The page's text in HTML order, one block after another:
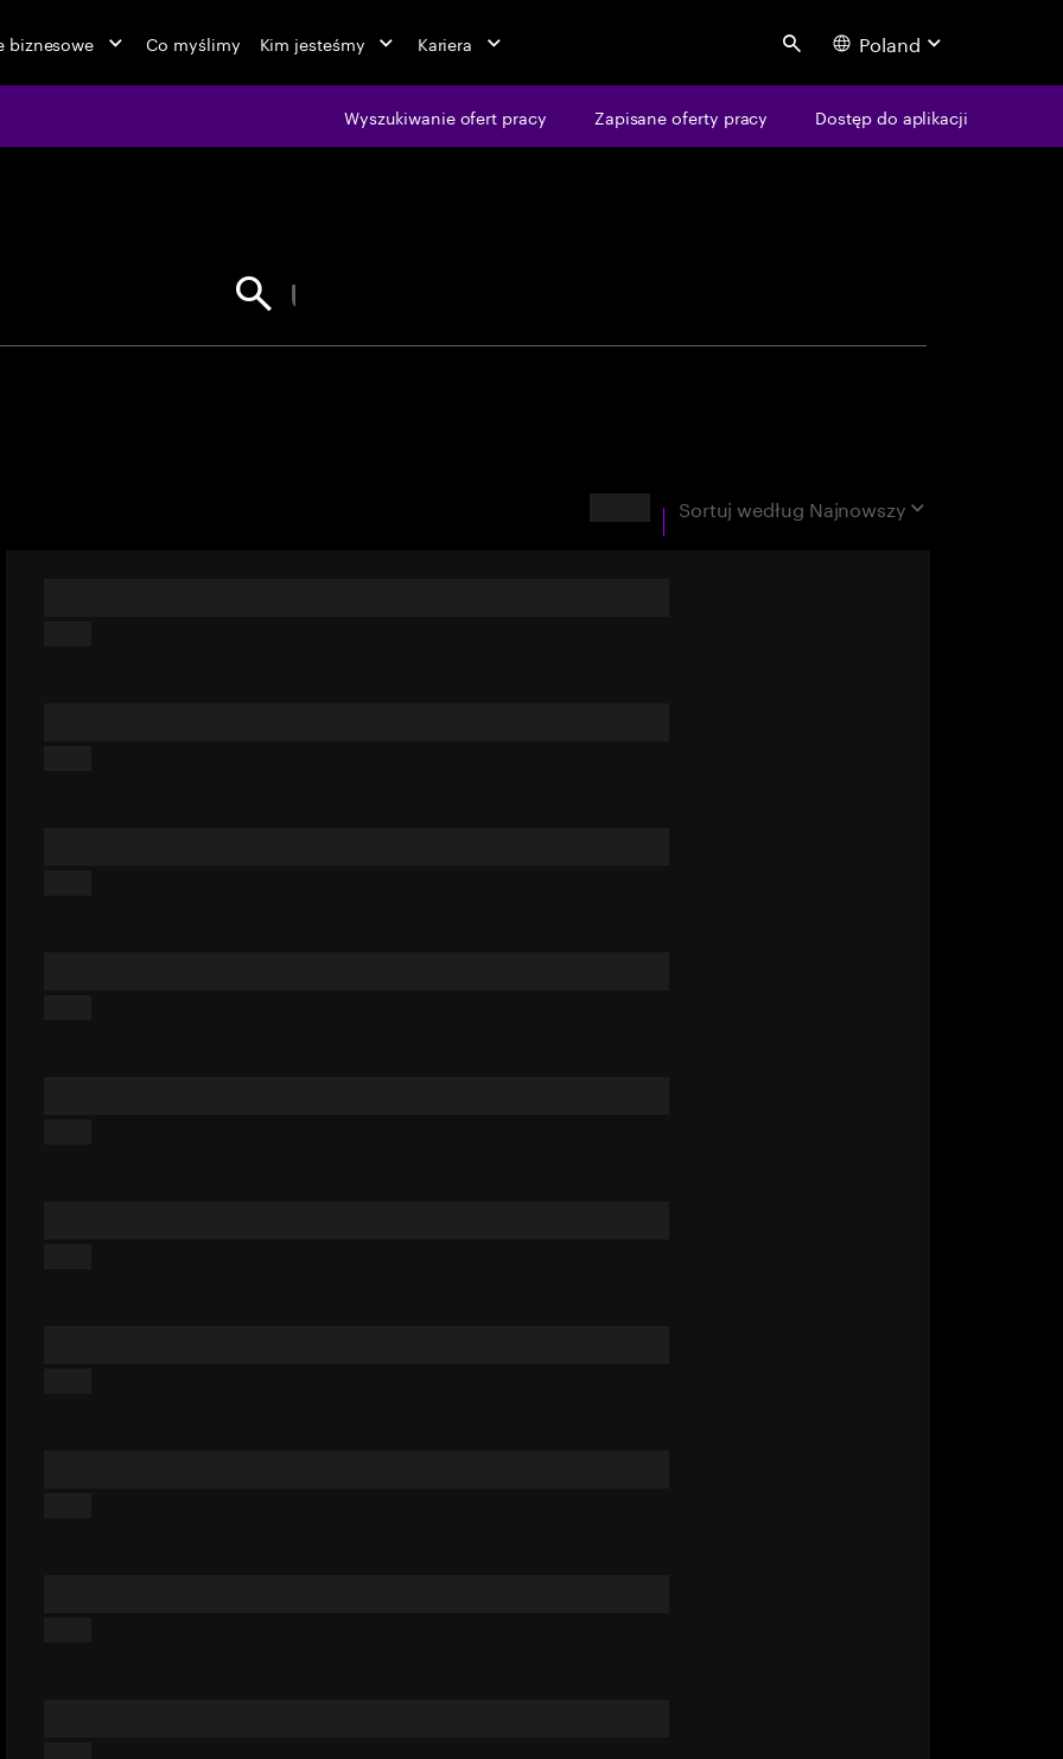
biznesowe Co myślimy Kim jesteśmy Kariera Search Poland
at Accenture
Wyszukiwanie ofert pracy Zapisane oferty pracy Dostęp do aplikacji
cudzysłowów dla dokładnych dopasowań
Sortuj według Najnowszy